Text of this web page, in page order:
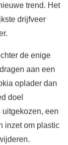
trend. Het
drijfveer
de enige
aan een
oplader dan
doel
een
inzet om plastic